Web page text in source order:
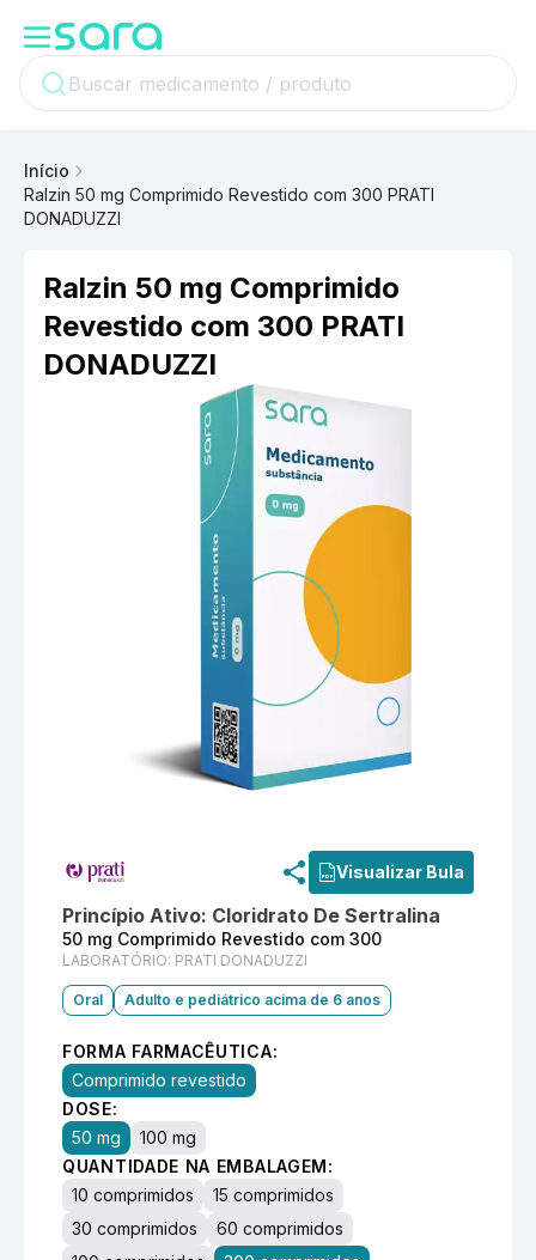
Início
Ralzin 50 mg Comprimido Revestido com 300 PRATI
DONADUZZI
Ralzin 50 mg Comprimido
Revestido com 300 PRATI
DONADUZZI
Visualizar Bula
Princípio Ativo: Cloridrato De Sertralina
50 mg Comprimido Revestido com 300
LABORATÓRIO: PRATI DONADUZZI
Oral Adulto e pediátrico acima de 6 anos
FORMA FARMACÊUTICA:
Comprimido revestido
DOSE:
50 mg
100 mg
QUANTIDADE NA EMBALAGEM:
10 comprimidos
15 comprimidos
30 comprimidos
60 comprimidos